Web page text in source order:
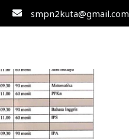
smpn2kuta@gmail.com